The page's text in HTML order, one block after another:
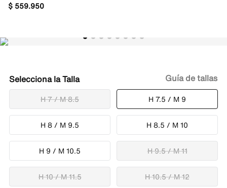
$ 559.950
Talla
H 7 / M 8.5 H 7.5 / M 9
H 8 / M 9.5 H 8.5 / M 10
H 9 / M 10.5 H 9.5 / M 11
H 10 / M 11.5 H 10.5 / M 12
Guía de tallas